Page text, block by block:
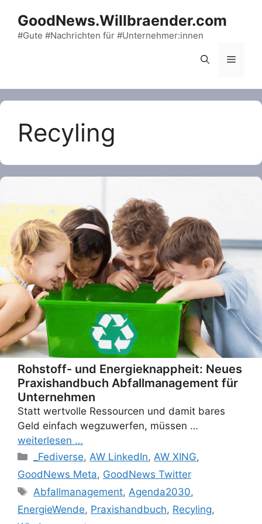
content
GoodNews.Willbraender.com
#Gute #Nachrichten für #Unternehmer:innen
Menu
Recyling
Rohstoff- und Energieknappheit: Neues
Praxishandbuch Abfallmanagement für
Unternehmen
Statt wertvolle Ressourcen und damit bares
Geld einfach wegzuwerfen, müssen …
weiterlesen …
Categories
_Fediverse, AW LinkedIn, AW XING,
GoodNews Meta, GoodNews Twitter
Tags
Abfallmanagement, Agenda2030,
EnergieWende, Praxishandbuch, Recyling,